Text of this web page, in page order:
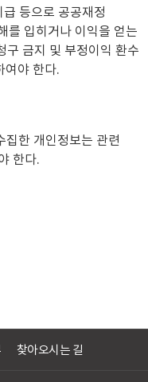
등으로 공공재정
를 입히거나 이익을 얻는
구 금지 및 부정이익 환수
여야 한다.
집한 개인정보는 관련
한다.
찾아오시는 길